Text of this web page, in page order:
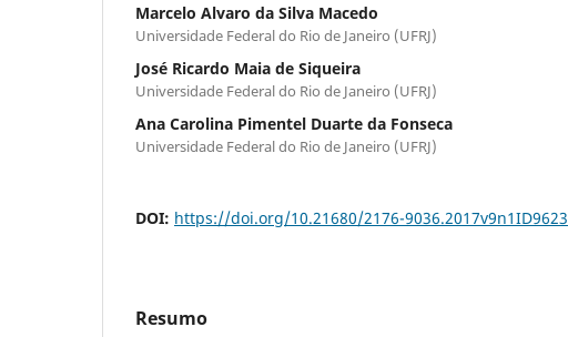
Marcelo Alvaro da Silva Macedo
Universidade Federal do Rio de Janeiro (UFRJ)
José Ricardo Maia de Siqueira
Universidade Federal do Rio de Janeiro (UFRJ)
Ana Carolina Pimentel Duarte da Fonseca
Universidade Federal do Rio de Janeiro (UFRJ)
DOI: https://doi.org/10.21680/2176-9036.2017v9n1ID9623
Resumo